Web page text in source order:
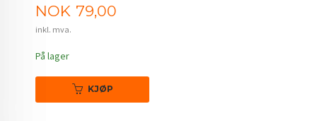
Pris
NOK 79,00
inkl. mva.
På lager
KJØP